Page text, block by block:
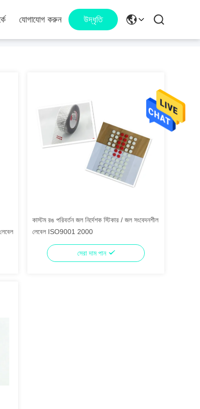
যোগাযোগ করুন উদ্ধৃতি
কাস্টম রঙ পরিবর্তন জল নির্দেশক স্টিকার / জল সংবেদনশীল
লেবেল ISO9001 2000
সেরা দাম পান